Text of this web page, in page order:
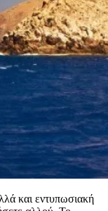
και εντυπωσιακή